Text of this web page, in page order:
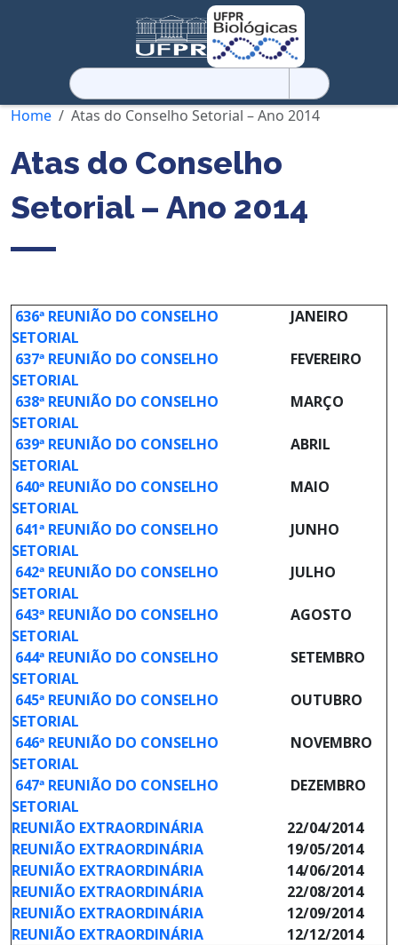
Pesquisar
por:
Home
Atas do Conselho Setorial – Ano 2014
Atas do Conselho
Setorial – Ano 2014
636ª REUNIÃO DO CONSELHO
SETORIAL
JANEIRO
637ª REUNIÃO DO CONSELHO
SETORIAL
FEVEREIRO
638ª REUNIÃO DO CONSELHO
SETORIAL
MARÇO
639ª REUNIÃO DO CONSELHO
SETORIAL
ABRIL
640ª REUNIÃO DO CONSELHO
SETORIAL
MAIO
641ª REUNIÃO DO CONSELHO
SETORIAL
JUNHO
642ª REUNIÃO DO CONSELHO
SETORIAL
JULHO
643ª REUNIÃO DO CONSELHO
SETORIAL
AGOSTO
644ª REUNIÃO DO CONSELHO
SETORIAL
SETEMBRO
645ª REUNIÃO DO CONSELHO
SETORIAL
OUTUBRO
646ª REUNIÃO DO CONSELHO
SETORIAL
NOVEMBRO
647ª REUNIÃO DO CONSELHO
SETORIAL
DEZEMBRO
REUNIÃO EXTRAORDINÁRIA
22/04/2014
REUNIÃO EXTRAORDINÁRIA
19/05/2014
REUNIÃO EXTRAORDINÁRIA
14/06/2014
REUNIÃO EXTRAORDINÁRIA
22/08/2014
REUNIÃO EXTRAORDINÁRIA
12/09/2014
REUNIÃO EXTRAORDINÁRIA
12/12/2014